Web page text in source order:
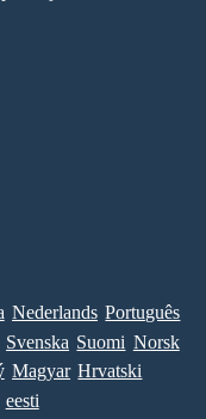
Nederlands Português
Svenska Suomi Norsk
Magyar Hrvatski
eesti